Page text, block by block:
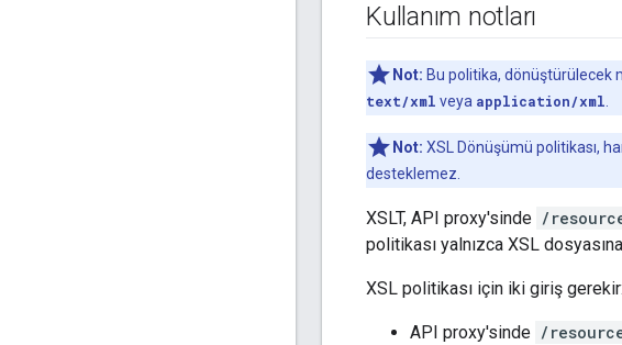
Kullanım notları
Not: Bu politika, dönüştürülecek
text/xml veya application/xml
Not: XSL Dönüşümü politikası,
desteklemez.
XSLT, API proxy'sinde /
politikası yalnızca XSL
XSL politikası için iki giriş gerekir:
API proxy'sinde /